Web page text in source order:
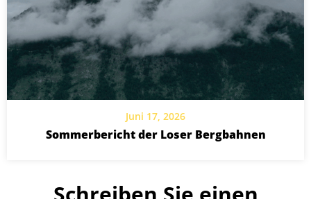
Juni 17, 2026
Sommerbericht der Loser Bergbahnen